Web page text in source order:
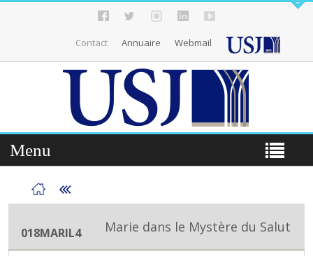
Contact Annuaire Webmail
Menu
018MARIL4 Marie dans le Mystère du Salut